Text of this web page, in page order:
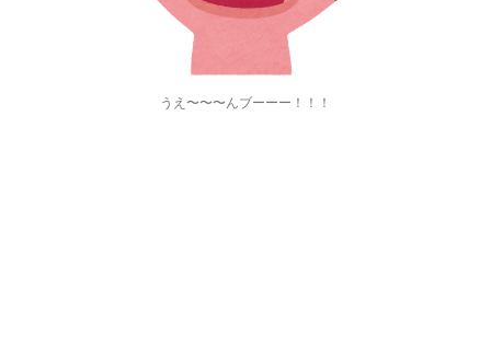
うえ〜〜〜んブーーー！！！